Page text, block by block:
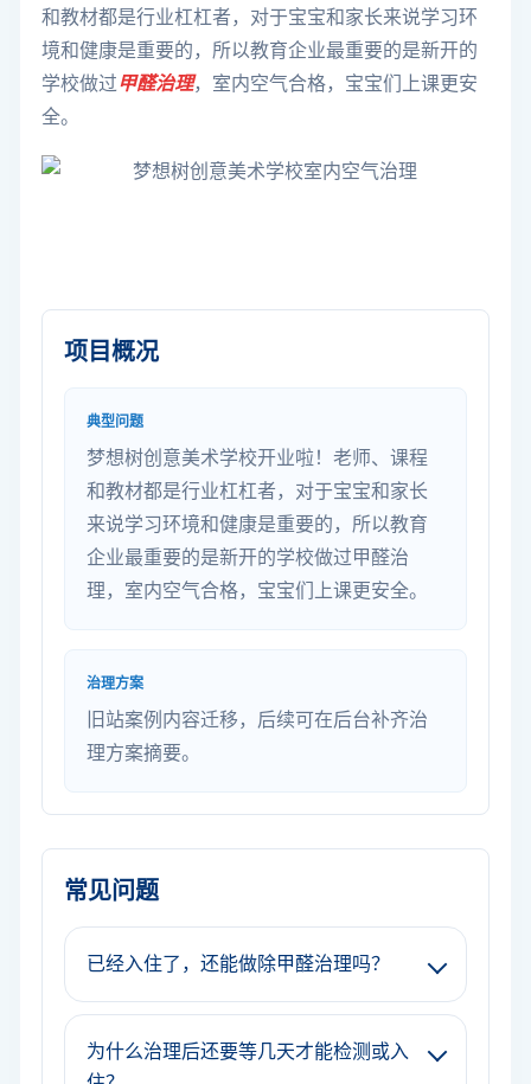
和教材都是行业杠杠者，对于宝宝和家长来说学习环
境和健康是重要的，所以教育企业最重要的是新开的
学校做过甲醛治理，室内空气合格，宝宝们上课更安
全。
项目概况
典型问题
梦想树创意美术学校开业啦！老师、课程
和教材都是行业杠杠者，对于宝宝和家长
来说学习环境和健康是重要的，所以教育
企业最重要的是新开的学校做过甲醛治
理，室内空气合格，宝宝们上课更安全。
治理方案
旧站案例内容迁移，后续可在后台补齐治
理方案摘要。
常见问题
已经入住了，还能做除甲醛治理吗？
为什么治理后还要等几天才能检测或入